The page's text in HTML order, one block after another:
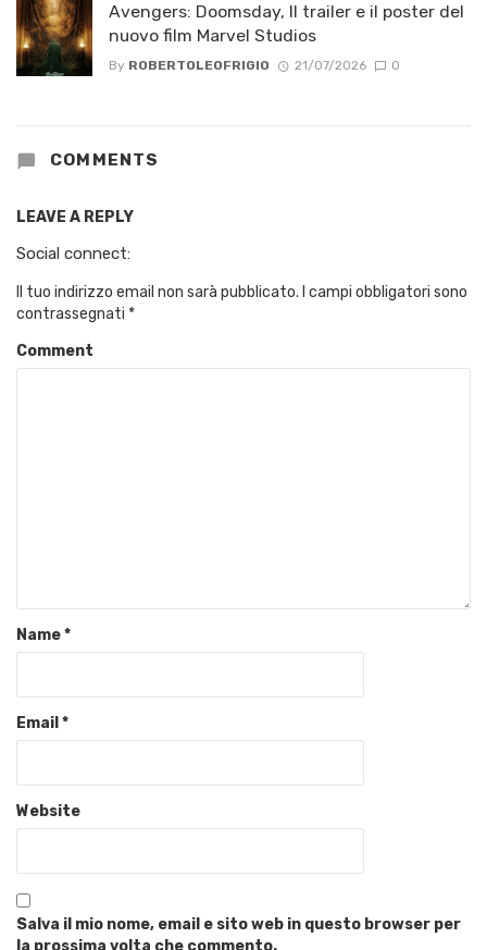
Avengers: Doomsday, Il trailer e il poster del
nuovo film Marvel Studios
By ROBERTOLEOFRIGIO 21/07/2026 0
COMMENTS
LEAVE A REPLY
Social connect:
Il tuo indirizzo email non sarà pubblicato. I campi obbligatori sono
contrassegnati *
Comment
Name*
Email *
Website
Salva il mio nome, email e sito web in questo browser per